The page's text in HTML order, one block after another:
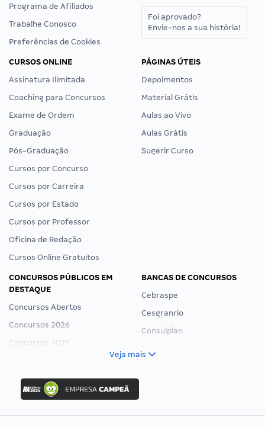
Programa de Afiliados
Trabalhe Conosco
Preferências de Cookies
Foi aprovado?
Envie-nos a sua história!
CURSOS ONLINE
Assinatura Ilimitada
Coaching para Concursos
Exame de Ordem
Graduação
Pós-Graduação
Cursos por Concurso
Cursos por Carreira
Cursos por Estado
Cursos por Professor
Oficina de Redação
Cursos Online Gratuitos
PÁGINAS ÚTEIS
Depoimentos
Material Grátis
Aulas ao Vivo
Aulas Grátis
Sugerir Curso
CONCURSOS PÚBLICOS EM
DESTAQUE
Concursos Abertos
Concursos 2026
Concursos 2025
Concurso Ibama
Concurso MPU
Editais publicados
BANCAS DE CONCURSOS
Cebraspe
Cesgranrio
Consulplan
Veja mais